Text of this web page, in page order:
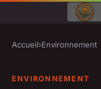
Accueil›Environnement
ENVIRONNEMENT